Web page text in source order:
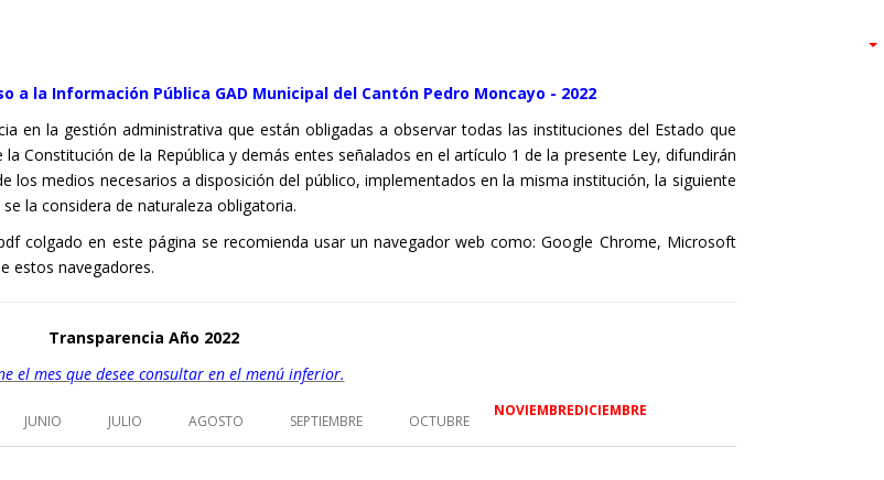
a la Información Pública GAD Municipal del Cantón Pedro Moncayo - 2022
en la gestión administrativa que están obligadas a observar todas las instituciones del Estado que
Constitución de la República y demás entes señalados en el artículo 1 de la presente Ley, difundirán
medios necesarios a disposición del público, implementados en la misma institución, la siguiente
la considera de naturaleza obligatoria.
colgado en este página se recomienda usar un navegador web como: Google Chrome, Microsoft
estos navegadores.
Transparencia Año 2022
el mes que desee consultar en el menú inferior.
JUNIO JULIO AGOSTO SEPTIEMBRE OCTUBRE
NOVIEMBREDICIEMBRE